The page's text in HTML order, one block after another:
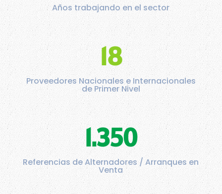
Años trabajando en el sector
18
Proveedores Nacionales e Internacionales
de Primer Nivel
1.350
Referencias de Alternadores / Arranques en
Venta